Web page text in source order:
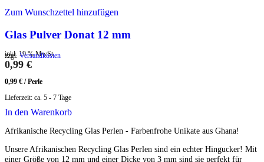
Zum Wunschzettel hinzufügen
Glas Pulver Donat 12 mm
inkl. 19 % MwSt.
zzgl. Versandkosten
0,99 €
0,99 € /Perle
Lieferzeit: ca. 5 - 7 Tage
In den Warenkorb
Afrikanische Recycling Glas Perlen - Farbenfrohe Unikate aus Ghana!
Unsere Afrikanischen Recycling Glas Perlen sind ein echter Hingucker! Mit
einer Größe von 12 mm und einer Dicke von 3 mm sind sie perfekt für